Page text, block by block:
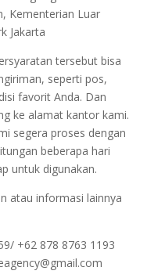
Kementerian Luar
Jakarta
tersebut bisa
seperti pos,
favorit Anda. Dan
ke alamat kantor kami.
segera proses dengan
beberapa hari
untuk digunakan.
atau informasi lainnya
+62 878 8763 1193